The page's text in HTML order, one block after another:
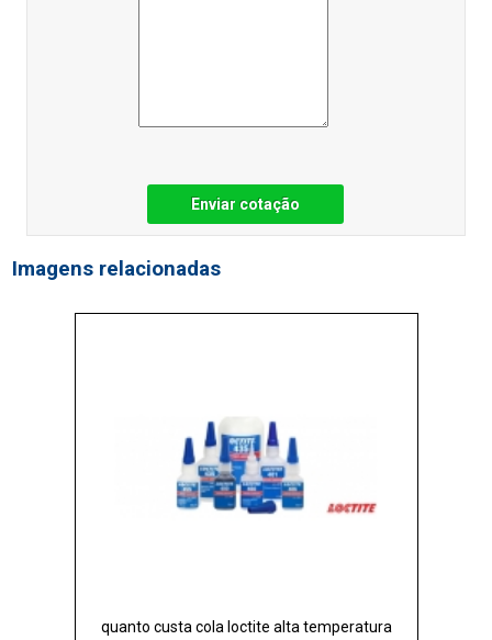
Enviar cotação
Imagens relacionadas
quanto custa cola loctite alta temperatura